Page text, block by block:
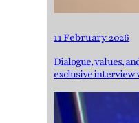
11 February 2026
Dialogue, values,
exclusive interview